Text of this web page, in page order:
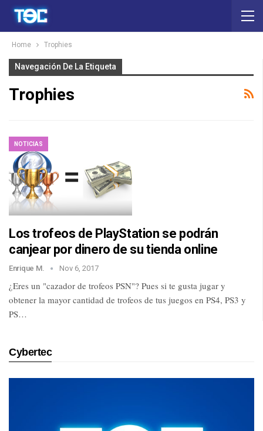
Home Trophies
Navegación De La Etiqueta
Trophies
NOTICIAS
Los trofeos de PlayStation se podrán
canjear por dinero de su tienda online
Enrique M. Nov 6, 2017
¿Eres un "cazador de trofeos PSN"? Pues si te gusta jugar y
obtener la mayor cantidad de trofeos de tus juegos en PS4, PS3 y
PS…
Cybertec